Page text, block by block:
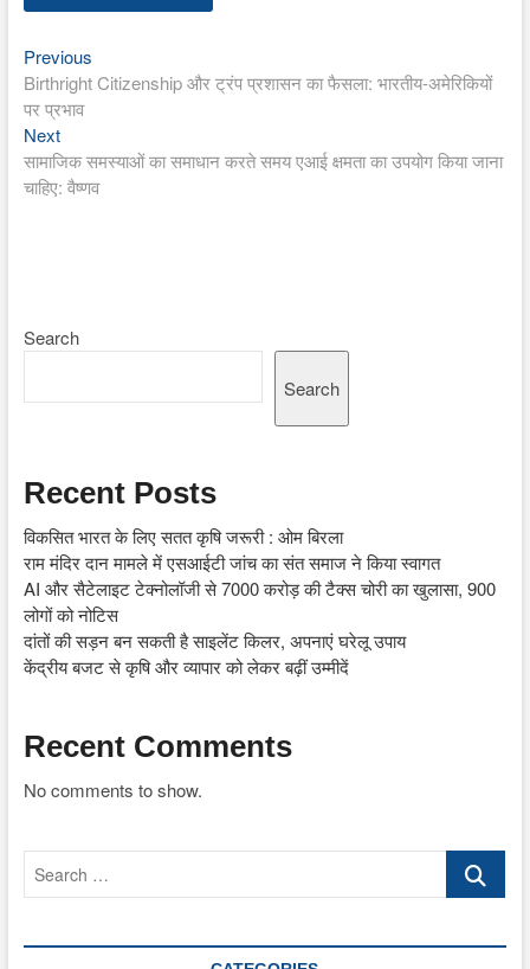
Post
navigation
PreviousPrevious
post:
Birthright Citizenship और ट्रंप प्रशासन का फैसला: भारतीय-अमेरिकियों
पर प्रभाव
NextNext
post:
सामाजिक समस्याओं का समाधान करते समय एआई क्षमता का उपयोग किया जाना
चाहिए: वैष्णव
Search
Search
Recent Posts
विकसित भारत के लिए सतत कृषि जरूरी : ओम बिरला
राम मंदिर दान मामले में एसआईटी जांच का संत समाज ने किया स्वागत
AI और सैटेलाइट टेक्नोलॉजी से 7000 करोड़ की टैक्स चोरी का खुलासा, 900
लोगों को नोटिस
दांतों की सड़न बन सकती है साइलेंट किलर, अपनाएं घरेलू उपाय
केंद्रीय बजट से कृषि और व्यापार को लेकर बढ़ीं उम्मीदें
Recent Comments
No comments to show.
Search